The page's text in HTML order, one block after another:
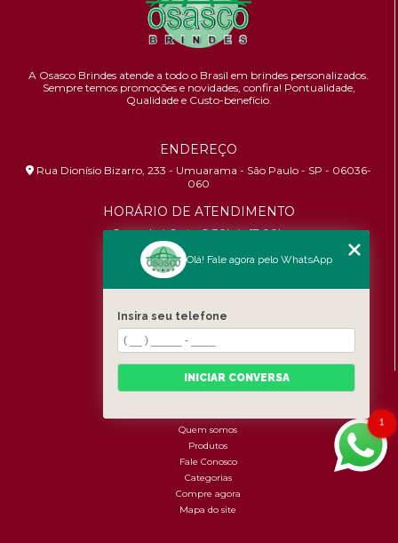
A Osasco Brindes atende a todo o Brasil em brindes personalizados.
Sempre temos promoções e novidades, confira! Pontualidade,
Qualidade e Custo-benefício.
ENDEREÇO
Rua Dionísio Bizarro, 233 - Umuarama - São Paulo - SP - 06036-
060
HORÁRIO DE ATENDIMENTO
Segunda à Sexta: 8:30h às 17:00h
CONTATOS
contato@osascobrindes.com.br
CNPJ:26.434.153/0001-30
MENU
Quem somos
Produtos
Fale Conosco
Categorias
Compre agora
Mapa do site
1
Olá! Fale agora pelo WhatsApp
Insira seu telefone
INICIAR CONVERSA